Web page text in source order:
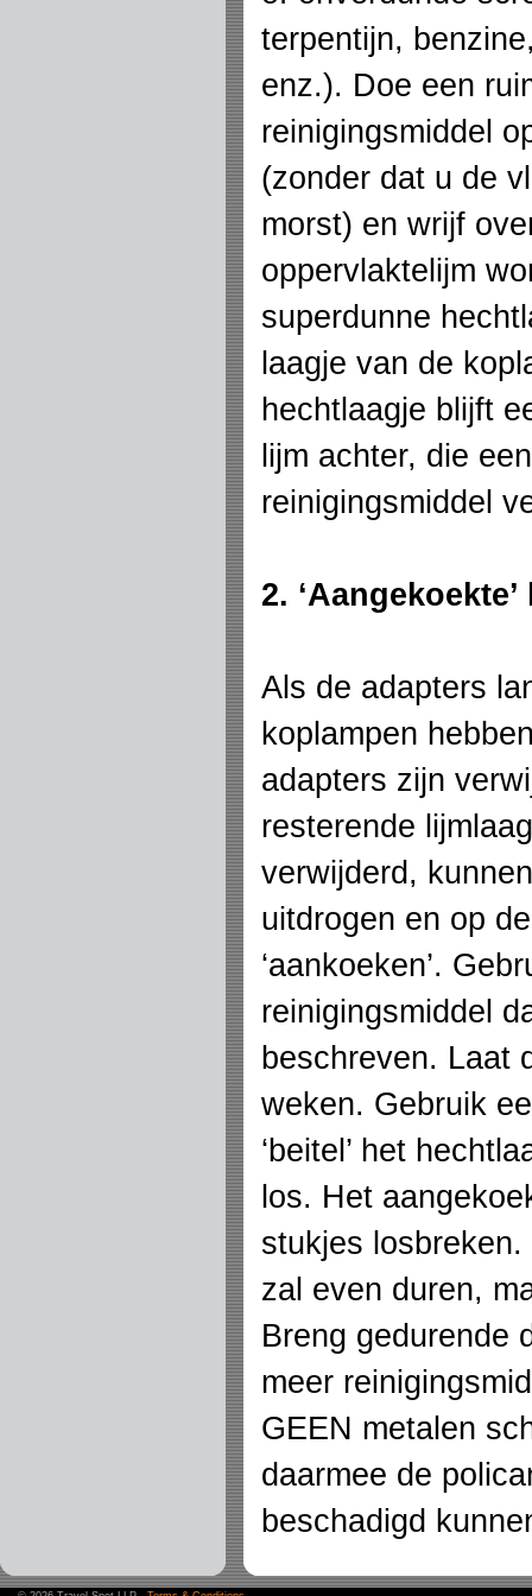
terpentijn,
enz.). Doe een
reinigingsmiddel
(zonder dat u de
morst) en wrijf
oppervlaktelijm
superdunne
laagje van de
hechtlaagje blijft
lijm achter, die
reinigingsmiddel
2.
Als de adapters
koplampen
adapters zijn
resterende
verwijderd,
uitdrogen en op
‘aankoeken’.
reinigingsmiddel
beschreven. Laat
weken. Gebruik
‘beitel’ het
los. Het
stukjes
zal even duren,
Breng gedurende
meer
GEEN metalen
daarmee de
beschadigd